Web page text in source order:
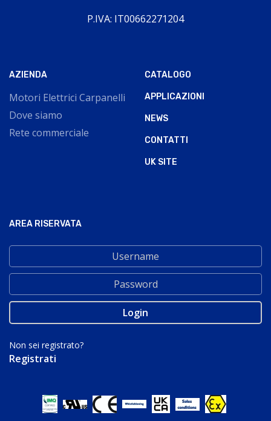
P.IVA: IT00662271204
AZIENDA
Motori Elettrici Carpanelli
Dove siamo
Rete commerciale
CATALOGO
APPLICAZIONI
NEWS
CONTATTI
UK SITE
AREA RISERVATA
Non sei registrato?
Registrati